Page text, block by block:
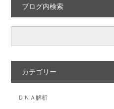
ブログ内検索
カテゴリー
ＤＮＡ解析